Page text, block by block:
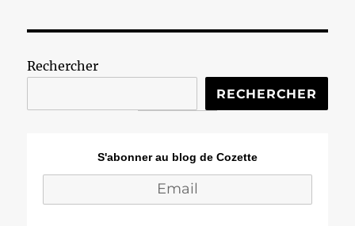
Rechercher
RECHERCHER
S'abonner au blog de Cozette